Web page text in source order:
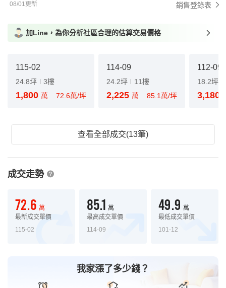
08/01更新 銷售登錄表
加Line，為你分析社區合理的估算交易價格
115-02
24.8坪 3樓
1,800 萬 72.6萬/坪
114-09
24.2坪 11樓
2,225 萬 85.1萬/坪
112-09
18.2坪
3,180
查看全部成交(13筆)
成交走勢
72.6 萬
最新成交單價
115-02
85.1 萬
最高成交單價
114-09
49.9 萬
最低成交單價
101-12
我家漲了多少錢？